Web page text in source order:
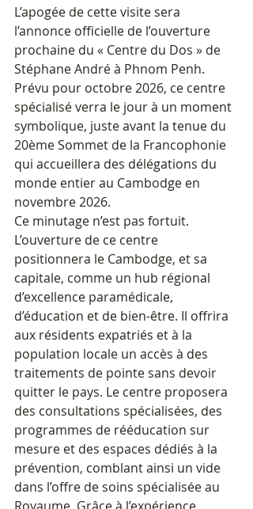
L’apogée de cette visite sera
l’annonce officielle de l’ouverture
prochaine du « Centre du Dos » de
Stéphane André à Phnom Penh.
Prévu pour octobre 2026, ce centre
spécialisé verra le jour à un moment
symbolique, juste avant la tenue du
20ème Sommet de la Francophonie
qui accueillera des délégations du
monde entier au Cambodge en
novembre 2026.
Ce minutage n’est pas fortuit.
L’ouverture de ce centre
positionnera le Cambodge, et sa
capitale, comme un hub régional
d’excellence paramédicale,
d’éducation et de bien-être. Il offrira
aux résidents expatriés et à la
population locale un accès à des
traitements de pointe sans devoir
quitter le pays. Le centre proposera
des consultations spécialisées, des
programmes de rééducation sur
mesure et des espaces dédiés à la
prévention, comblant ainsi un vide
dans l’offre de soins spécialisée au